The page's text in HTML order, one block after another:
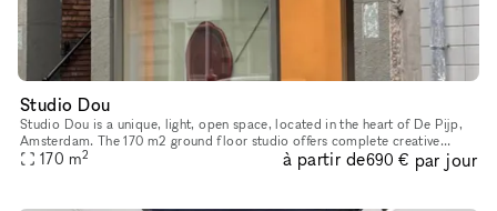
Studio Dou
Studio Dou is a unique, light, open space, located in the heart of De Pijp,
Amsterdam. The 170 m2 ground floor studio offers complete creative
freedom and flexibility. You can design the space exactl
170 m2 à partir de690 € par jour